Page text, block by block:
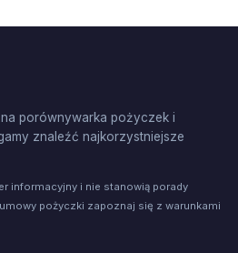
porównywarka pożyczek i
znaleźć najkorzystniejsze
informacyjny i nie stanowią porady
pożyczki zapoznaj się z warunkami